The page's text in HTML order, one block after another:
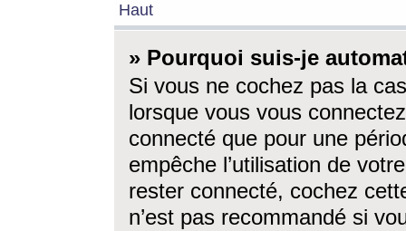
Haut
» Pourquoi suis-je
Si vous ne cochez pas la
lorsque vous vous
connecté que pour une
empêche l’utilisation de
rester connecté, cochez
n’est pas recommandé si